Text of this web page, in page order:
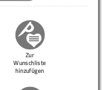
Zur
Wunschliste
hinzufügen